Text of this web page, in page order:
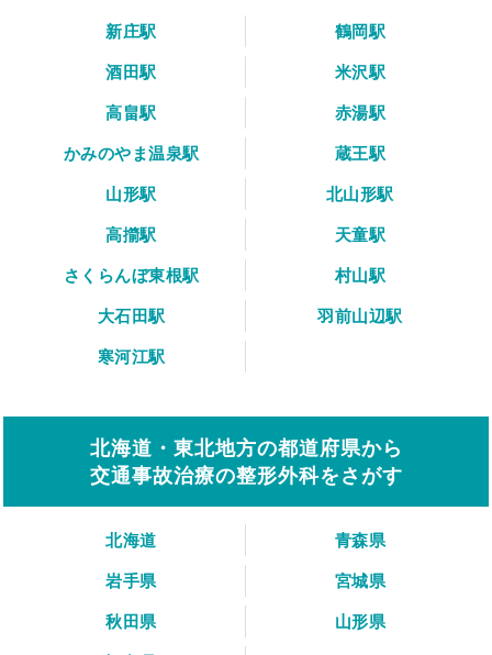
新庄駅
鶴岡駅
酒田駅
米沢駅
高畠駅
赤湯駅
かみのやま温泉駅
蔵王駅
山形駅
北山形駅
高擶駅
天童駅
さくらんぼ東根駅
村山駅
大石田駅
羽前山辺駅
寒河江駅
北海道・東北地方の都道府県から
交通事故治療の整形外科をさがす
北海道
青森県
岩手県
宮城県
秋田県
山形県